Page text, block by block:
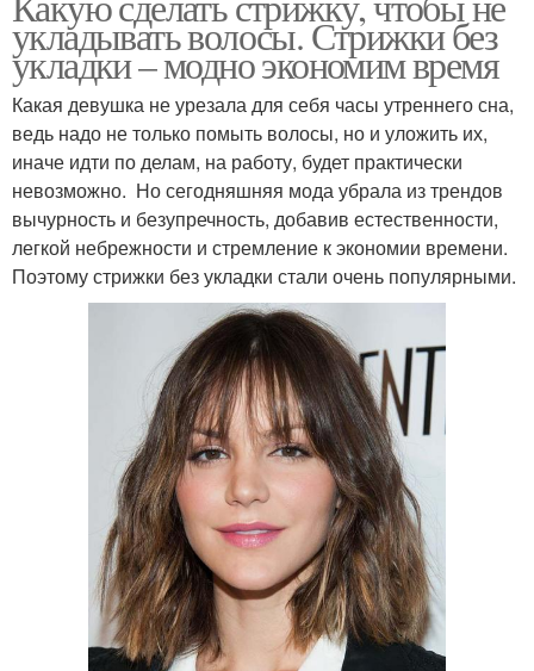
укладывать волосы. Стрижки без
укладки – модно экономим время
Какая девушка не урезала для себя часы утреннего сна,
ведь надо не только помыть волосы, но и уложить их,
иначе идти по делам, на работу, будет практически
невозможно. Но сегодняшняя мода убрала из трендов
вычурность и безупречность, добавив естественности,
легкой небрежности и стремление к экономии времени.
Поэтому стрижки без укладки стали очень популярными.